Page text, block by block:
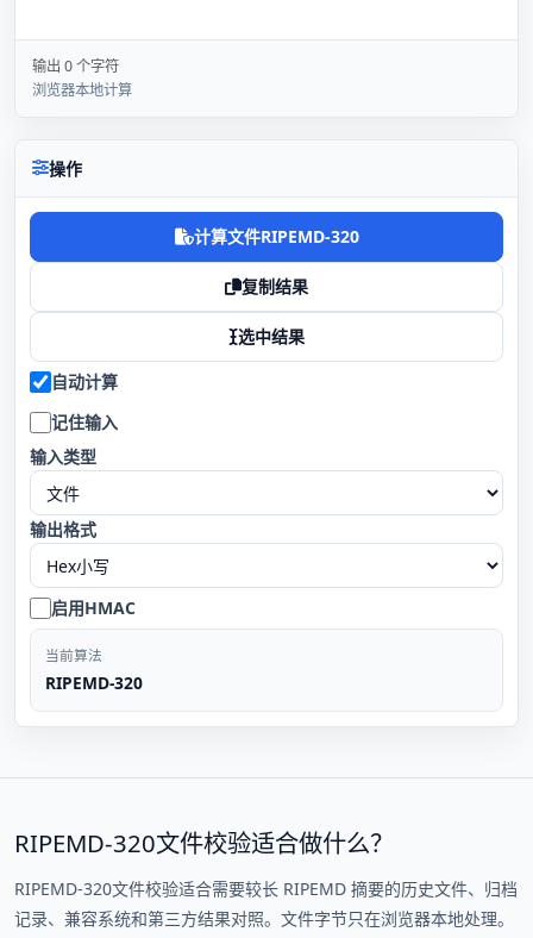
操作
计算文件RIPEMD-320
复制结果
选中结果
自动计算
记住输入
输入类型
输出格式
启用HMAC
当前算法
RIPEMD-320
输出 0 个字符
浏览器本地计算
RIPEMD-320文件校验适合做什么？
RIPEMD-320文件校验适合需要较长 RIPEMD 摘要的历史文件、归档
记录、兼容系统和第三方结果对照。文件字节只在浏览器本地处理。